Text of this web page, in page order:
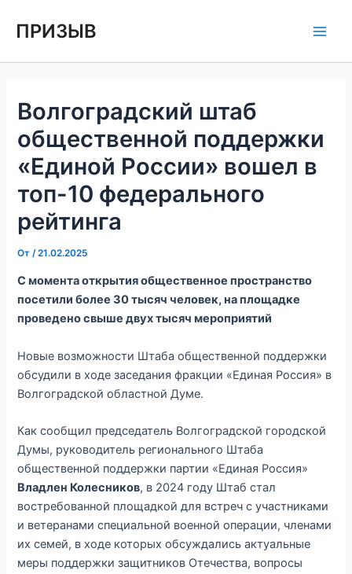
ПРИЗЫВ
Волгоградский штаб
общественной поддержки
«Единой России» вошел в
топ-10 федерального
рейтинга
От /21.02.2025
С момента открытия общественное пространство
посетили более 30 тысяч человек, на площадке
проведено свыше двух тысяч мероприятий
Новые возможности Штаба общественной поддержки
обсудили в ходе заседания фракции «Единая Россия» в
Волгоградской областной Думе.
Как сообщил председатель Волгоградской городской
Думы, руководитель регионального Штаба
общественной поддержки партии «Единая Россия»
Владлен Колесников, в 2024 году Штаб стал
востребованной площадкой для встреч с участниками
и ветеранами специальной военной операции, членами
их семей, в ходе которых обсуждались актуальные
меры поддержки защитников Отечества, вопросы
по